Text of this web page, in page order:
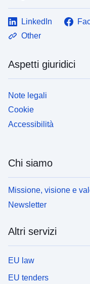
LinkedIn
Other
Aspetti giuridici
Note legali
Cookie
Accessibilità
Chi siamo
Missione, visione e
Newsletter
Altri servizi
EU law
EU tenders